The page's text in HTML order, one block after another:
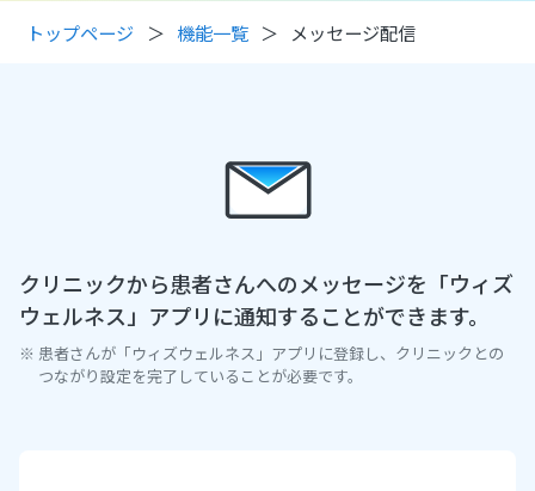
予約設定
診察予約
被験者リクルートメント
健診パック
トップページ 機能一覧 メッセージ配信
クリニックから患者さんへのメッセージを「ウィズ
ウェルネス」アプリに通知することができます。
患者さんが「ウィズウェルネス」アプリに登録し、クリニックとの
つながり設定を完了していることが必要です。